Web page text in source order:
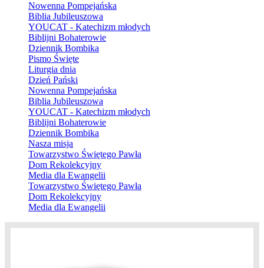
Nowenna Pompejańska
Biblia Jubileuszowa
YOUCAT - Katechizm młodych
Biblijni Bohaterowie
Dziennik Bombika
Pismo Święte
Liturgia dnia
Dzień Pański
Nowenna Pompejańska
Biblia Jubileuszowa
YOUCAT - Katechizm młodych
Biblijni Bohaterowie
Dziennik Bombika
Nasza misja
Towarzystwo Świętego Pawła
Dom Rekolekcyjny
Media dla Ewangelii
Towarzystwo Świętego Pawła
Dom Rekolekcyjny
Media dla Ewangelii